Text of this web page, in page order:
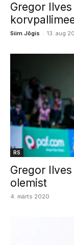
Gregor
Siim Jõgis - 13. aug
RS
Gregor
olemist
4. märts 2020